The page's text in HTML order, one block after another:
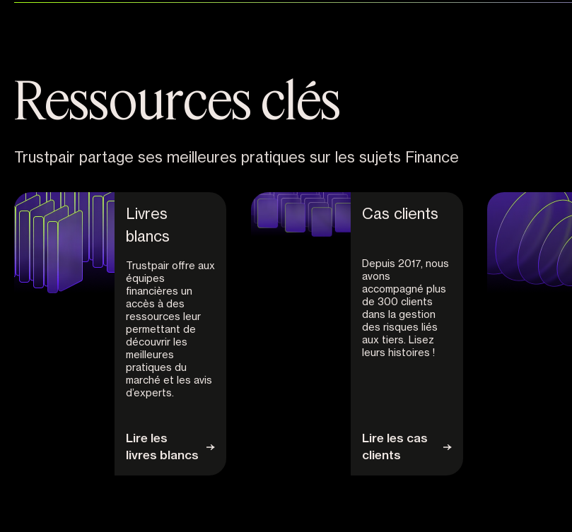
Ressources clés
Trustpair partage ses meilleures pratiques sur les sujets Finance
Livres
blancs
Trustpair offre aux
équipes
financières un
accès à des
ressources leur
permettant de
découvrir les
meilleures
pratiques du
marché et les avis
d’experts.
Lire les
livres blancs
Cas clients
Depuis 2017, nous
avons
accompagné plus
de 300 clients
dans la gestion
des risques liés
aux tiers. Lisez
leurs histoires !
Lire les cas
clients